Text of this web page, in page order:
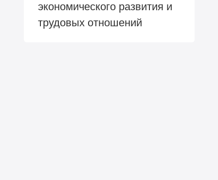
экономического развития и
трудовых отношений